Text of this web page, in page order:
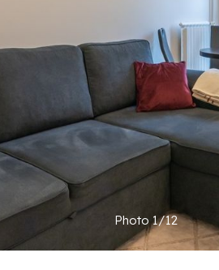
Photo 1/12